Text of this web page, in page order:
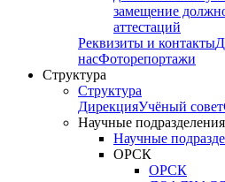
замещение
аттестаций
Реквизиты и контакты
насФоторепортажи
Структура
Структура
ДирекцияУчёный совет
Научные подразделения
Научные
ОРСК
ОРСК